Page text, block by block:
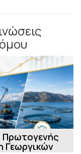
Πρωτογενής
Γεωργικών